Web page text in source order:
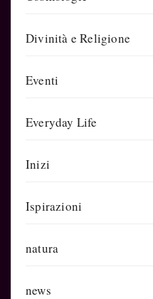
Divinità e Religione
Eventi
Everyday Life
Inizi
Ispirazioni
natura
news